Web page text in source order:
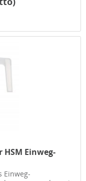
Einweg-
Einweg-